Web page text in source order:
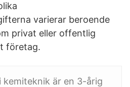
varierar beroende
privat eller offentlig
företag.
kemiteknik är en 3-årig